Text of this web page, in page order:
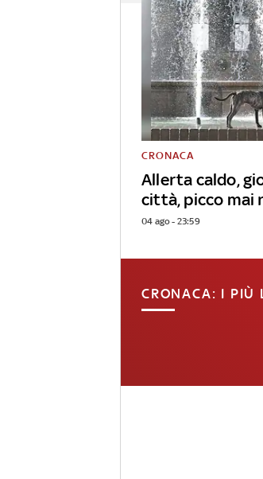
Allerta caldo,
città, picco mai
CRONACA
04 ago - 23:59
CRONACA: I PIÙ